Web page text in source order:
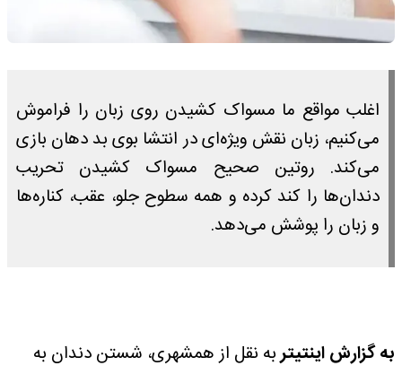
اغلب مواقع ما مسواک کشیدن روی زبان را فراموش
می‌کنیم، زبان نقش ویژه‌ای در انتشا بوی بد دهان بازی
می‌کند. روتین صحیح مسواک کشیدن تحریب
دندان‌ها را کند کرده و همه سطوح جلو، عقب، کناره‌ها
و زبان را پوشش می‌دهد.
به گزارش اینتیتربه نقل از همشهری، شستن دندان به